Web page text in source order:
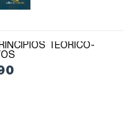
TEÓRICO-